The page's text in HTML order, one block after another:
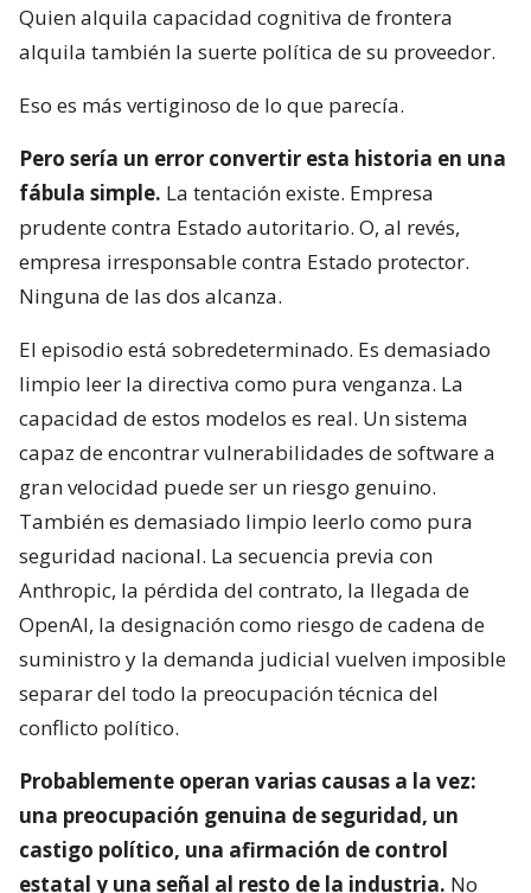
Quien alquila capacidad cognitiva de frontera
alquila también la suerte política de su proveedor.
Eso es más vertiginoso de lo que parecía.
Pero sería un error convertir esta historia en una
fábula simple. La tentación existe. Empresa
prudente contra Estado autoritario. O, al revés,
empresa irresponsable contra Estado protector.
Ninguna de las dos alcanza.
El episodio está sobredeterminado. Es demasiado
limpio leer la directiva como pura venganza. La
capacidad de estos modelos es real. Un sistema
capaz de encontrar vulnerabilidades de software a
gran velocidad puede ser un riesgo genuino.
También es demasiado limpio leerlo como pura
seguridad nacional. La secuencia previa con
Anthropic, la pérdida del contrato, la llegada de
OpenAI, la designación como riesgo de cadena de
suministro y la demanda judicial vuelven imposible
separar del todo la preocupación técnica del
conflicto político.
Probablemente operan varias causas a la vez:
una preocupación genuina de seguridad, un
castigo político, una afirmación de control
estatal y una señal al resto de la industria. No